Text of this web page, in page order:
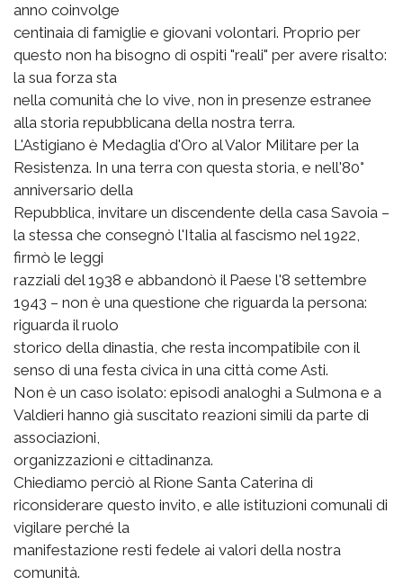
anno coinvolge
centinaia di famiglie e giovani volontari. Proprio per
questo non ha bisogno di ospiti "reali" per avere risalto:
la sua forza sta
nella comunità che lo vive, non in presenze estranee
alla storia repubblicana della nostra terra.
L'Astigiano è Medaglia d'Oro al Valor Militare per la
Resistenza. In una terra con questa storia, e nell'80°
anniversario della
Repubblica, invitare un discendente della casa Savoia –
la stessa che consegnò l'Italia al fascismo nel 1922,
firmò le leggi
razziali del 1938 e abbandonò il Paese l'8 settembre
1943 – non è una questione che riguarda la persona:
riguarda il ruolo
storico della dinastia, che resta incompatibile con il
senso di una festa civica in una città come Asti.
Non è un caso isolato: episodi analoghi a Sulmona e a
Valdieri hanno già suscitato reazioni simili da parte di
associazioni,
organizzazioni e cittadinanza.
Chiediamo perciò al Rione Santa Caterina di
riconsiderare questo invito, e alle istituzioni comunali di
vigilare perché la
manifestazione resti fedele ai valori della nostra
comunità.